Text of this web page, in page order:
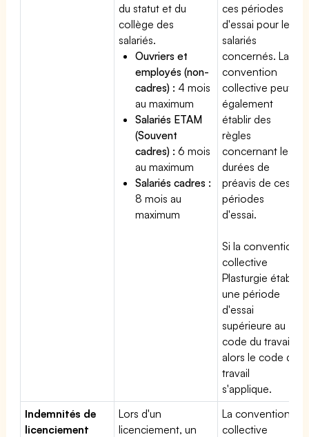
du statut et du
collège des
salariés.
Ouvriers et
employés (non-
cadres) : 4 mois
au maximum
Salariés ETAM
(Souvent
cadres) : 6 mois
au maximum
Salariés cadres :
8 mois au
maximum
ces périodes
d'essai pour les
salariés
concernés. La
convention
collective peut
également
établir des
règles
concernant les
durées de
préavis de ces
périodes
d'essai.
Si la convention
collective
Plasturgie établit
une période
d'essai
supérieure au
code du travail,
alors le code du
travail
s'applique.
Indemnités de
licenciement
Lors d'un
licenciement, un
La convention
collective